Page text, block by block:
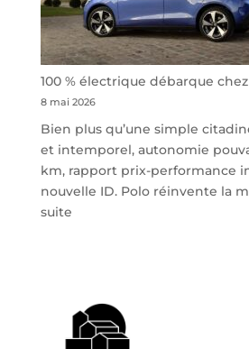
100 % électrique débarque
8 mai 2026
Bien plus qu’une simple
et intemporel, autonomie
km, rapport prix-performance
nouvelle ID. Polo réinvente la
suite:
la
nouvelle